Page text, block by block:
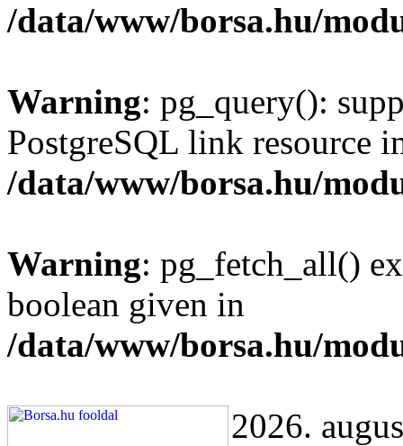
/data/www/borsa.hu/
Warning: pg_query():
PostgreSQL link resource
/data/www/borsa.hu/
Warning: pg_fetch_all()
boolean given in
/data/www/borsa.hu/
2026.